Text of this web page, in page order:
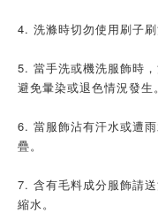
4. 洗滌時切勿使用刷子
5. 當手洗或機洗服飾時
避免暈染或退色情況發生。
6. 當服飾沾有汗水或遭
疊。
7. 含有毛料成分服飾請
縮水。